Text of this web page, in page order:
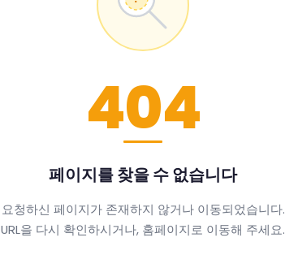
404
페이지를 찾을 수 없습니다
요청하신 페이지가 존재하지 않거나 이동되었습니다.
URL을 다시 확인하시거나, 홈페이지로 이동해 주세요.